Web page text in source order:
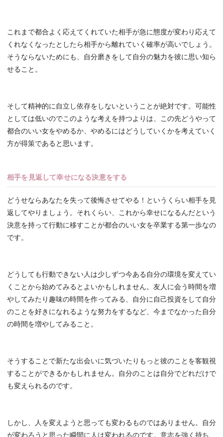
これまで都合よく応えてくれていた相手が急に態度が変わり応えて
くれなくなったとしたら相手から離れていく確率が高いでしょう。
そうならないためにも、自分磨きをして自分の魅力を彼に思い知ら
せること。
そして精神的に自立し依存をしないということが絶対です。可能性
としては低いのでこのような考えを持つよりは、この先どうやって
都合のいい女をやめるか、やめるにはどうしていくかを考えていく
方が得策であると思います。
相手を見返して幸せになる決意をする
どうせならあなたを失って後悔させてやる！というくらい相手を見
返してやりましょう。それくらい、これから幸せになるんだという
決意を持って行動に移すことが都合のいい女を卒業する第一歩なの
です。
どうしても行動できない人は少しずつ今ある自分の環境を変えてい
くことから始めてみるとよいかもしれません。友人に会う時間を増
やしてみたり趣味の時間を作ってみる、自分に自己投資をして自分
のことを好きになれるような努力をするなど、今までなかった自分
の時間を増やしてみること。
そうすることで新たな出会いに気づいたりもっと彼のことを客観視
することができるかもしれません。自分のことは自分でどれだけで
も変えられるのです。
しかし、人を変えようと思っても変わるものではありません。自分
が変わろうと思った瞬間に人は変われるのです。意志を強く持ち、